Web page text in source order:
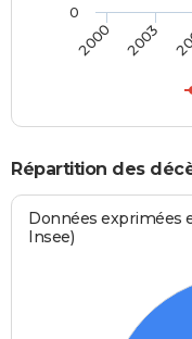
2000 2003
0
Répartition des
Données exprimées
Insee)